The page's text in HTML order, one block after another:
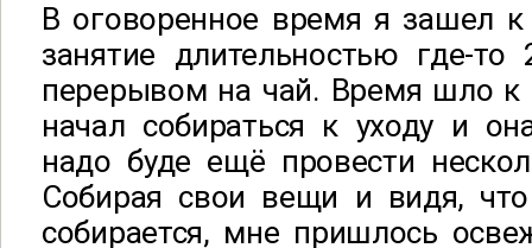
В оговоренное время я зашел
занятие длительностью где-
перерывом на чай. Время шло к
начал собираться к уходу и
надо буде ещё провести
Собирая свои вещи и видя,
собирается, мне пришлось